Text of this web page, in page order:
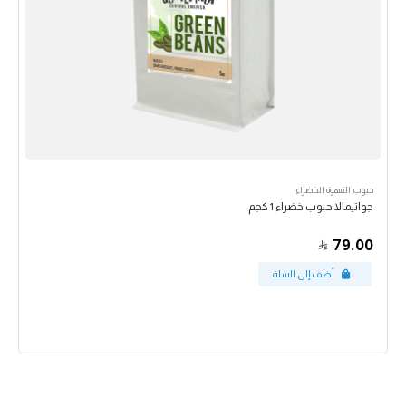
حبوب القهوة الخضراء
جواتيمالا حبوب خضراء 1 كجم
79.00